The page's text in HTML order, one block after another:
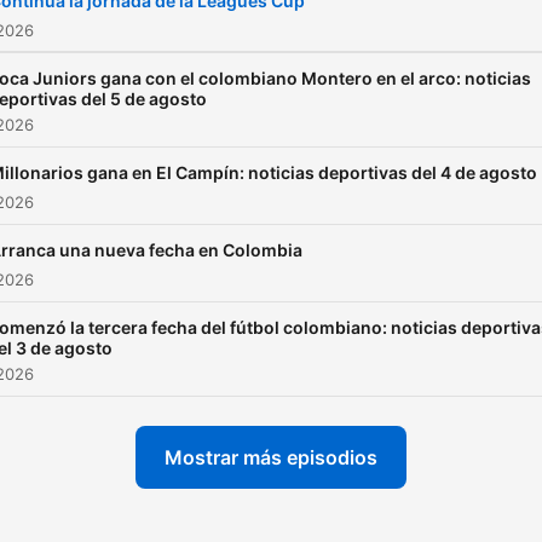
Juniors gana con el colombiano Montero en el arco: noticias
del 5 de agosto
gana en El Campín: noticias deportivas del 4 de agosto
una nueva fecha en Colombia
la tercera fecha del fútbol colombiano: noticias
3 de agosto
Mostrar más episodios